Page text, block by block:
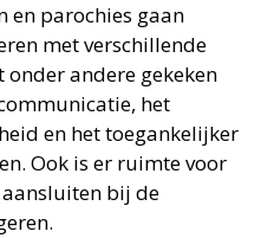
en parochies gaan
met verschillende
andere gekeken
het
en het toegankelijker
Ook is er ruimte voor
bij de